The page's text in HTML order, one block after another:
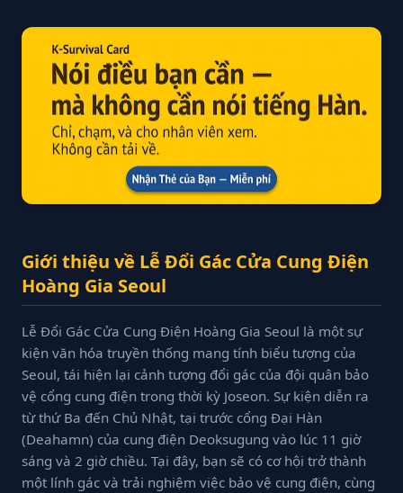
Giới thiệu về Lễ Đổi Gác Cửa Cung Điện
Hoàng Gia Seoul
Lễ Đổi Gác Cửa Cung Điện Hoàng Gia Seoul là một sự
kiện văn hóa truyền thống mang tính biểu tượng của
Seoul, tái hiện lại cảnh tượng đổi gác của đội quân bảo
vệ cổng cung điện trong thời kỳ Joseon. Sự kiện diễn ra
từ thứ Ba đến Chủ Nhật, tại trước cổng Đại Hàn
(Deahamn) của cung điện Deoksugung vào lúc 11 giờ
sáng và 2 giờ chiều. Tại đây, bạn sẽ có cơ hội trở thành
một lính gác và trải nghiệm việc bảo vệ cung điện, cùng